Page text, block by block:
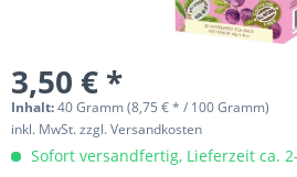
3,50 € *
Inhalt:40 Gramm (8,75 € * / 100 Gramm)
inkl. MwSt.zzgl. Versandkosten
Sofort versandfertig, Lieferzeit ca.